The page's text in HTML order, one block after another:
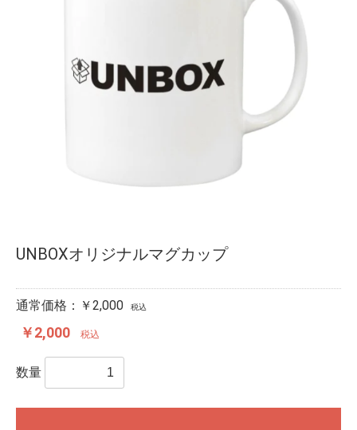
UNBOXオリジナルマグカップ
通常価格：￥2,000 税込
￥2,000 税込
数量